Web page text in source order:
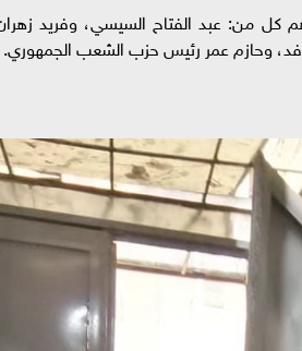
4 مرشحين رئاسيين هم كل من: عبد الفتاح السيسي،
وحازم عمر رئيس حزب الشعب الجمهوري.